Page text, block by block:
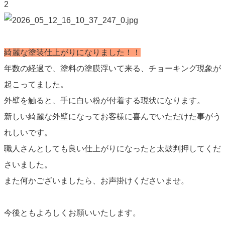
2
綺麗な塗装仕上がりになりました！！
年数の経過で、塗料の塗膜浮いて来る、チョーキング現象が
起こってました。
外壁を触ると、手に白い粉が付着する現状になります。
新しい綺麗な外壁になってお客様に喜んでいただけた事がう
れしいです。
職人さんとしても良い仕上がりになったと太鼓判押してくだ
さいました。
また何かございましたら、お声掛けくださいませ。
今後ともよろしくお願いいたします。